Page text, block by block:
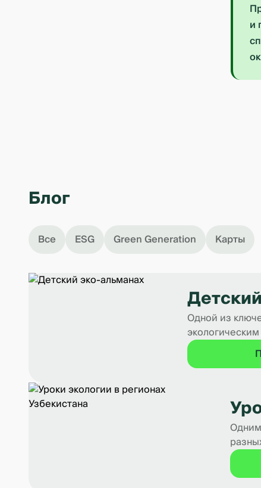
и
Блог
Все ESG Green Generation Карты
Одной из